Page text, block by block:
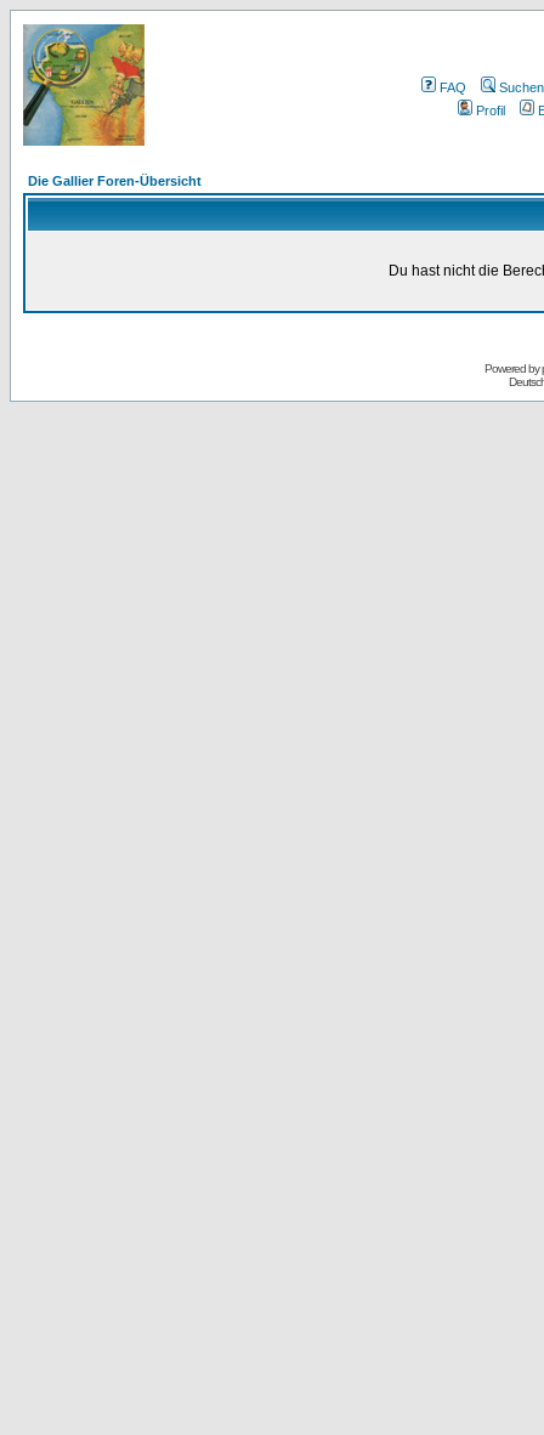
FAQ
Suchen
Profil
Die Gallier Foren-Übersicht
Du hast nicht die
Powered by